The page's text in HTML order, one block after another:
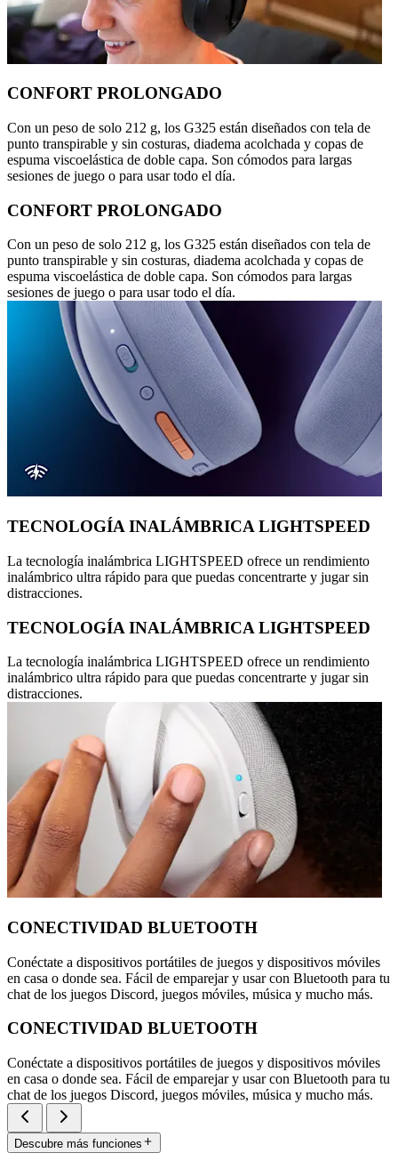
CONFORT PROLONGADO
Con un peso de solo 212 g, los G325 están diseñados con tela de
punto transpirable y sin costuras, diadema acolchada y copas de
espuma viscoelástica de doble capa. Son cómodos para largas
sesiones de juego o para usar todo el día.
CONFORT PROLONGADO
Con un peso de solo 212 g, los G325 están diseñados con tela de
punto transpirable y sin costuras, diadema acolchada y copas de
espuma viscoelástica de doble capa. Son cómodos para largas
sesiones de juego o para usar todo el día.
TECNOLOGÍA INALÁMBRICA LIGHTSPEED
La tecnología inalámbrica LIGHTSPEED ofrece un rendimiento
inalámbrico ultra rápido para que puedas concentrarte y jugar sin
distracciones.
TECNOLOGÍA INALÁMBRICA LIGHTSPEED
La tecnología inalámbrica LIGHTSPEED ofrece un rendimiento
inalámbrico ultra rápido para que puedas concentrarte y jugar sin
distracciones.
CONECTIVIDAD BLUETOOTH
Conéctate a dispositivos portátiles de juegos y dispositivos móviles
en casa o donde sea. Fácil de emparejar y usar con Bluetooth para tu
chat de los juegos Discord, juegos móviles, música y mucho más.
CONECTIVIDAD BLUETOOTH
Conéctate a dispositivos portátiles de juegos y dispositivos móviles
en casa o donde sea. Fácil de emparejar y usar con Bluetooth para tu
chat de los juegos Discord, juegos móviles, música y mucho más.
Descubre más funciones